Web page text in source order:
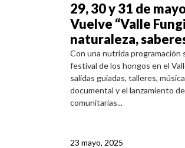
29, 30 y 31 de
Vuelve “Valle
naturaleza,
Con una nutrida programación
festival de los hongos en el
salidas guiadas, talleres,
documental y el lanzamiento
comunitarias...
23 mayo, 2025